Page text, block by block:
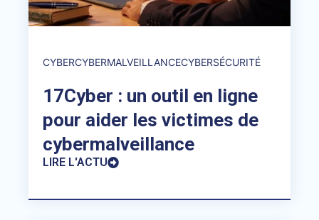
CYBERCYBERMALVEILLANCECYBERSÉCURITÉ
17Cyber : un outil en ligne
pour aider les victimes de
cybermalveillance
LIRE L'ACTU